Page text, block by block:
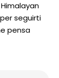
seguirti
pensa